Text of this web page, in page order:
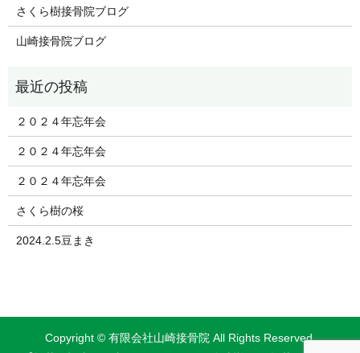
さくら樹接骨院ブログ
山崎接骨院ブログ
２０２４年忘年会
２０２４年忘年会
２０２４年忘年会
さくら樹の桜
2024.2.5豆まき
Copyright © 有限会社山崎接骨院 All Rights Reserved.